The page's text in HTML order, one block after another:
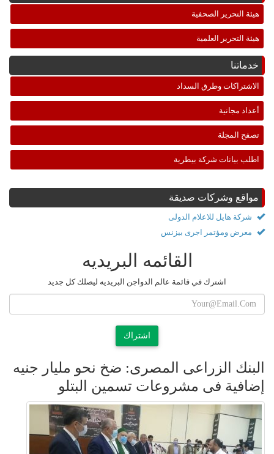
هيئة التحرير الصحفية
هيئة التحرير العلمية
خدماتنا
الاشتراكات وطرق السداد
أعداد مجانية
تصفح المجلة
اطلب بيانات شركة بيطرية
مواقع وشركات صديقة
شركة هايل للاعلام الدولى
معرض ومؤتمر اجرى بيزنس
القائمه البريديه
اشترك في قائمة عالم الدواجن البريديه ليصلك كل جديد
اشتراك
البنك الزراعى المصرى: ضخ نحو مليار جنيه
إضافية فى مشروعات تسمين البتلو